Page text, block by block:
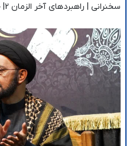
سخنرانی | راهبردهای آخر الزمان 2| حجت الاسلام انجوی نژاد